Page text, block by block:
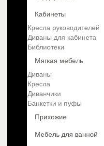
Кабинеты
Кресла руководителей
Диваны для кабинета
Библиотеки
Мягкая мебель
Диваны
Кресла
Диванчики
Банкетки и пуфы
Прихожие
Мебель для ванной